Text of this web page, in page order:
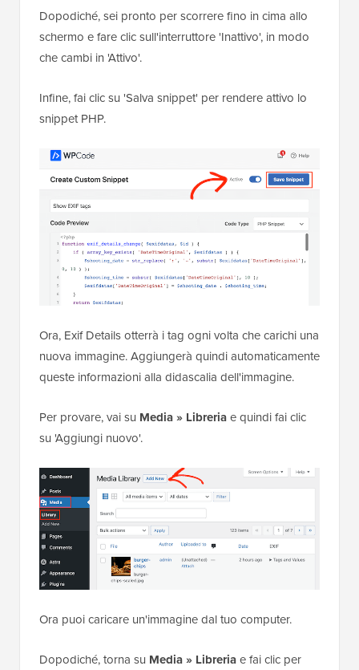
Dopodiché, sei pronto per scorrere fino in cima allo
schermo e fare clic sull'interruttore 'Inattivo', in modo
che cambi in 'Attivo'.
Infine, fai clic su 'Salva snippet' per rendere attivo lo
snippet PHP.
Ora, Exif Details otterrà i tag ogni volta che carichi una
nuova immagine. Aggiungerà quindi automaticamente
queste informazioni alla didascalia dell'immagine.
Per provare, vai su Media » Libreriae quindi fai clic
su 'Aggiungi nuovo'.
Ora puoi caricare un'immagine dal tuo computer.
Dopodiché, torna su Media » Libreriae fai clic per